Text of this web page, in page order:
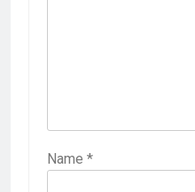
Name *